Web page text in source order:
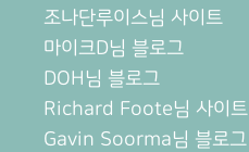
조나단루이스님 사이트
마이크D님 블로그
DOH님 블로그
Richard Foote님 사이트
Gavin Soorma님 블로그